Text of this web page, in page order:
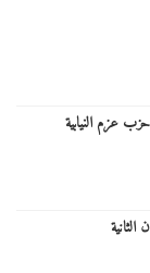
عزم النيابية